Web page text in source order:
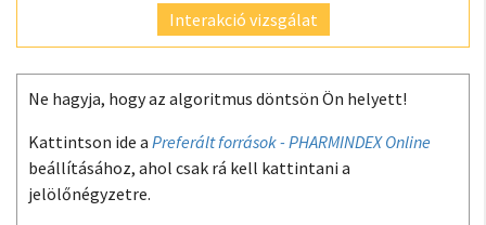
Interakció vizsgálat
Ne hagyja, hogy az algoritmus döntsön Ön helyett!
Kattintson ide a Preferált források - PHARMINDEX Online
beállításához, ahol csak rá kell kattintani a
jelölőnégyzetre.